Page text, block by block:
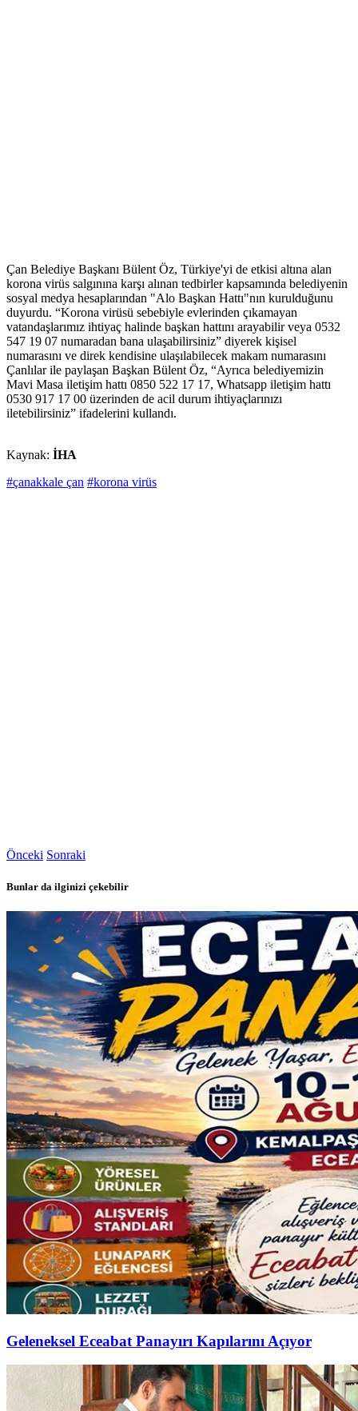
Çan Belediye Başkanı Bülent Öz, Türkiye'yi de etkisi altına alan
korona virüs salgınına karşı alınan tedbirler kapsamında belediyenin
sosyal medya hesaplarından "Alo Başkan Hattı"nın kurulduğunu
duyurdu. “Korona virüsü sebebiyle evlerinden çıkamayan
vatandaşlarımız ihtiyaç halinde başkan hattını arayabilir veya 0532
547 19 07 numaradan bana ulaşabilirsiniz” diyerek kişisel
numarasını ve direk kendisine ulaşılabilecek makam numarasını
Çanlılar ile paylaşan Başkan Bülent Öz, “Ayrıca belediyemizin
Mavi Masa iletişim hattı 0850 522 17 17, Whatsapp iletişim hattı
0530 917 17 00 üzerinden de acil durum ihtiyaçlarınızı
iletebilirsiniz” ifadelerini kullandı.
Kaynak: İHA
#çanakkale çan #korona virüs
Önceki Sonraki
Bunlar da ilginizi çekebilir
Geleneksel Eceabat Panayırı Kapılarını Açıyor